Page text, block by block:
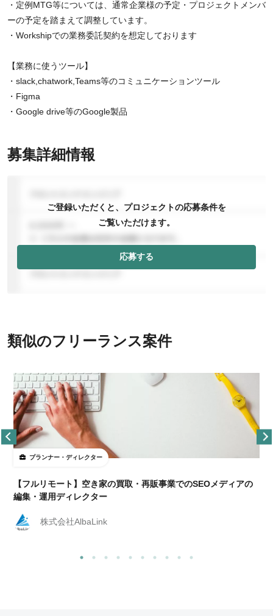
・定例MTG等については、通常企業様の予定・プロジェクトメンバ
ーの予定を踏まえて調整しています。
・Workshipでの業務委託契約を想定しております
【業務に使うツール】
・slack,chatwork,Teams等のコミュニケーションツール
・Figma
・Google drive等のGoogle製品
募集詳細情報
ご登録いただくと、プロジェクトの応募条件を
ご覧いただけます。
応募する
類似のフリーランス案件
プランナー・ディレクター
【フルリモート】空き家の買取・再販事業でのSEOメディアの
編集・運用ディレクター
株式会社AlbaLink